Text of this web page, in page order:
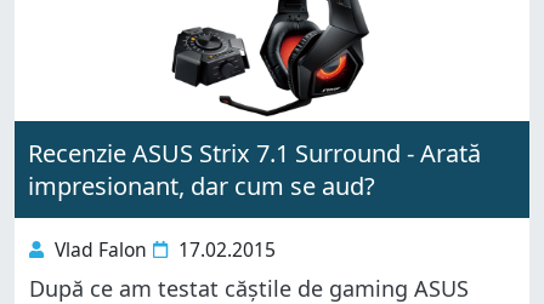
Recenzie ASUS Strix 7.1 Surround - Arată
impresionant, dar cum se aud?
Vlad Falon 17.02.2015
După ce am testat căștile de gaming ASUS